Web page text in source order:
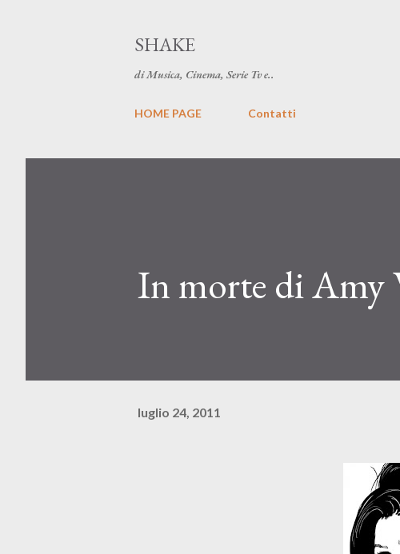
SHAKE
di Musica, Cinema, Serie Tv e..
HOME PAGE Contatti
In morte di Amy
luglio 24, 2011